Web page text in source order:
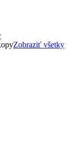
Zobraziť všetky